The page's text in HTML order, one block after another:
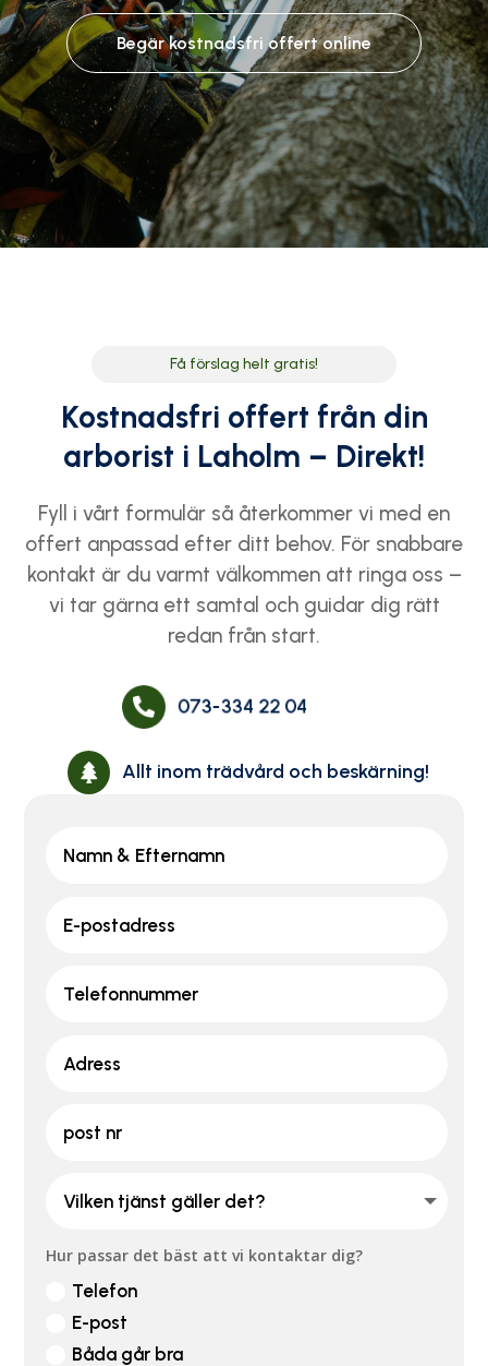
Begär kostnadsfri offert online
Få förslag helt gratis!
Kostnadsfri offert från din
arborist i Laholm – Direkt!
Fyll i vårt formulär så återkommer vi med en
offert anpassad efter ditt behov. För snabbare
kontakt är du varmt välkommen att ringa oss –
vi tar gärna ett samtal och guidar dig rätt
redan från start.
 073-334 22 04
 Allt inom trädvård och beskärning!
Hur passar det bäst att vi kontaktar dig?
Telefon
E-post
Båda går bra